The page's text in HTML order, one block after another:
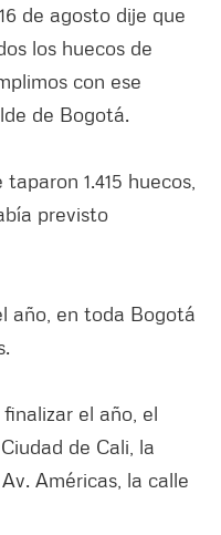
de agosto dije que
los huecos de
con ese
de Bogotá.
1.415 huecos,
previsto
año, en toda Bogotá
el año, el
de Cali, la
Américas, la calle